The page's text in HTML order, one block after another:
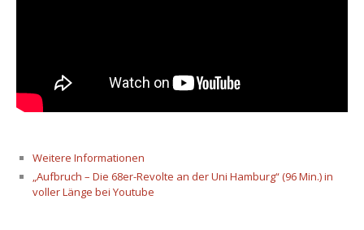
Weitere Informationen
„Aufbruch – Die 68er-Revolte an der Uni Hamburg“ (96 Min.) in
voller Länge bei Youtube